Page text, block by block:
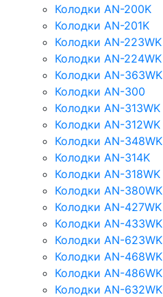
Колодки AN-200K
Колодки AN-201K
Колодки AN-223WK
Колодки AN-224WK
Колодки AN-363WK
Колодки AN-300
Колодки AN-313WK
Колодки AN-312WK
Колодки AN-348WK
Колодки AN-314K
Колодки AN-318WK
Колодки AN-380WK
Колодки AN-427WK
Колодки AN-433WK
Колодки AN-623WK
Колодки AN-468WK
Колодки AN-486WK
Колодки AN-632WK